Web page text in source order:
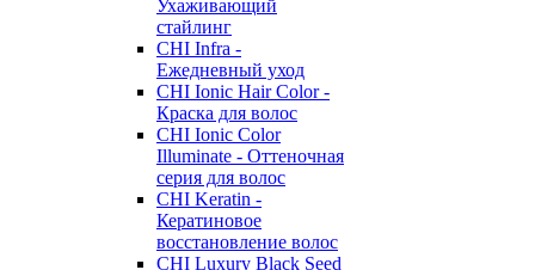
Ухаживающий
стайлинг
CHI Infra -
Ежедневный уход
CHI Ionic Hair Color -
Краска для волос
CHI Ionic Color
Illuminate - Оттеночная
серия для волос
CHI Keratin -
Кератиновое
восстановление волос
CHI Luxury Black Seed